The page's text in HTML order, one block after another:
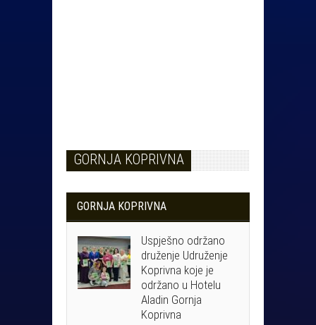
GORNJA KOPRIVNA
GORNJA KOPRIVNA
Uspješno održano
druženje Udruženje
Koprivna koje je
održano u Hotelu
Aladin Gornja
Koprivna